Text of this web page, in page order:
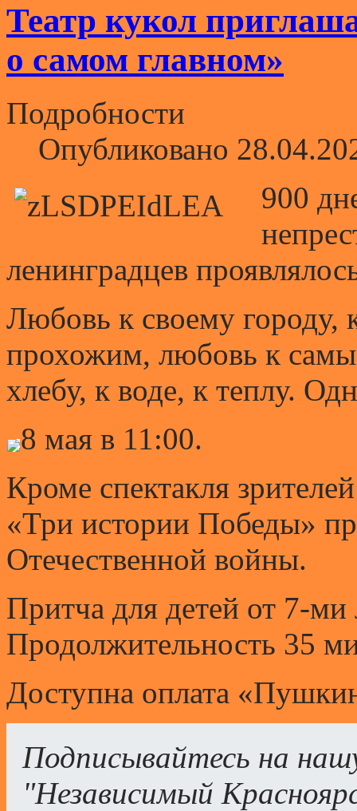
Театр кукол
о самом главном»
Подробности
Опубликовано
900
ленинградцев
Любовь к своему
прохожим, любовь к
хлебу, к воде, к теплу.
8 мая в 11:00.
Кроме спектакля
«Три истории Победы»
Отечественной войны.
Притча для детей от 7-ми
Продолжительность 35
Доступна оплата
Подписывайтесь на
"Независимый